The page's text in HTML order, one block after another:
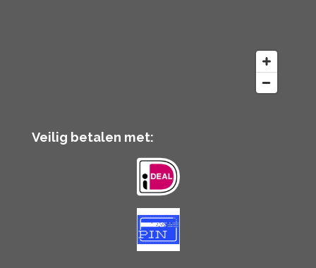
Veilig betalen met: